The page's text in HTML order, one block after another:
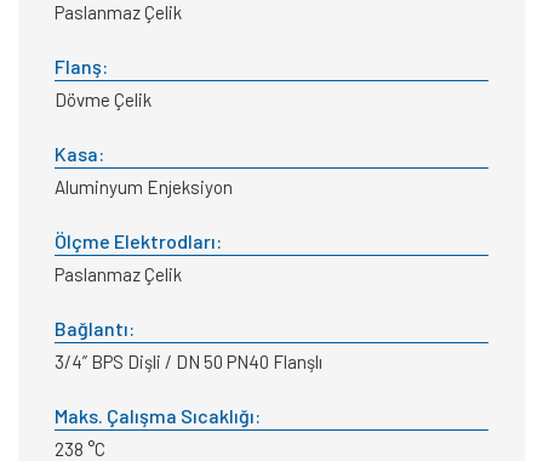
Paslanmaz Çelik
Flanş:
Dövme Çelik
Kasa:
Aluminyum Enjeksiyon
Ölçme Elektrodları:
Paslanmaz Çelik
Bağlantı:
3/4” BPS Dişli / DN 50 PN40 Flanşlı
Maks. Çalışma Sıcaklığı:
238 °C